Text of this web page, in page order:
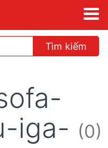
Tìm kiếm
iga- (0)